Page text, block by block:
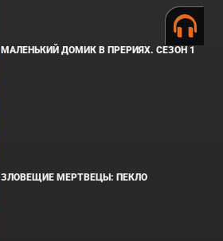
МАЛЕНЬКИЙ ДОМИК В ПРЕРИЯХ. СЕЗОН 1
ЗЛОВЕЩИЕ МЕРТВЕЦЫ: ПЕКЛО